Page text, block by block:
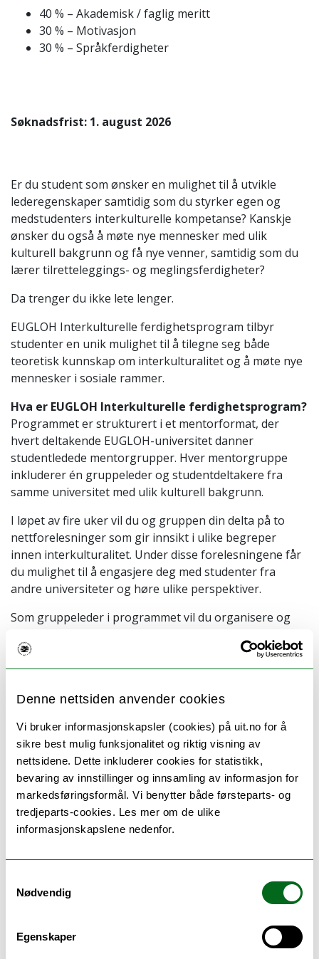
Denne nettsiden anvender cookies
Vi bruker informasjonskapsler (cookies) på uit.no for å
sikre best mulig funksjonalitet og riktig visning av
nettsidene. Dette inkluderer cookies for statistikk,
bevaring av innstillinger og innsamling av informasjon for
markedsføringsformål. Vi benytter både førsteparts- og
tredjeparts-cookies. Les mer om de ulike
informasjonskapslene nedenfor.
Nødvendig
Egenskaper
40 % – Akademisk / faglig meritt
30 % – Motivasjon
30 % – Språkferdigheter
Søknadsfrist: 1. august 2026
Er du student som ønsker en mulighet til å utvikle
lederegenskaper samtidig som du styrker egen og
medstudenters interkulturelle kompetanse? Kanskje
ønsker du også å møte nye mennesker med ulik
kulturell bakgrunn og få nye venner, samtidig som du
lærer tilretteleggings- og meglingsferdigheter?
Da trenger du ikke lete lenger.
EUGLOH Interkulturelle ferdighetsprogram tilbyr
studenter en unik mulighet til å tilegne seg både
teoretisk kunnskap om interkulturalitet og å møte nye
mennesker i sosiale rammer.
Hva er EUGLOH Interkulturelle ferdighetsprogram?
Programmet er strukturert i et mentorformat, der
hvert deltakende EUGLOH-universitet danner
studentledede mentorgrupper. Hver mentorgruppe
inkluderer én gruppeleder og studentdeltakere fra
samme universitet med ulik kulturell bakgrunn.
I løpet av fire uker vil du og gruppen din delta på to
nettforelesninger som gir innsikt i ulike begreper
innen interkulturalitet. Under disse forelesningene får
du mulighet til å engasjere deg med studenter fra
andre universiteter og høre ulike perspektiver.
Som gruppeleder i programmet vil du organisere og
forelesningene.
Hva innebærer det å være gruppeleder i EUGLOH
Interkulturelle ferdighetsprogram?
Før programmet starter blir du invitert til en
opplæringssamling 3.–5. november, holdt fysisk i
Tromsø, Norge, for å lære hvordan du legger til rette
for interkulturelle diskusjoner og for å få praktisk
erfaring og verktøy for megling.
Totalt 16 studenter (to fra hvert partneruniversitet i
EUGLOH) vil bli valgt til å delta på
Under programmet vil du delta på de to
utforske de interkulturelle begrepene som